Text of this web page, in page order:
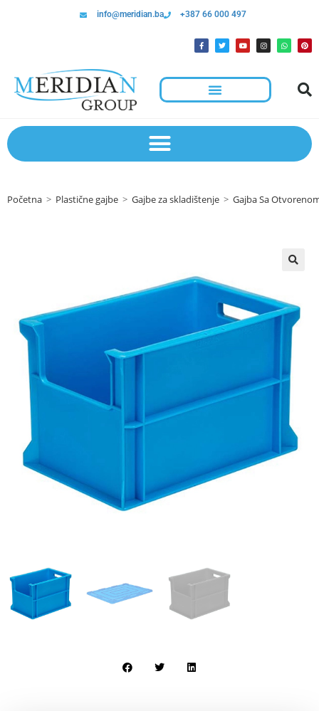
info@meridian.ba +387 66 000 497
Početna > Plastične gajbe > Gajbe za skladištenje > Gajba Sa